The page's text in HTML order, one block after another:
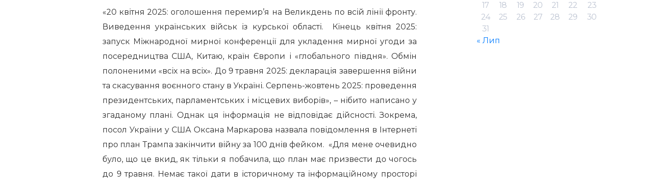
«20 квітня 2025: оголошення перемир’я на Великдень по всій лінії фронту.
Виведення українських військ із курської області. Кінець квітня 2025:
запуск Міжнародної мирної конференції для укладення мирної угоди за
посередництва США, Китаю, країн Європи і «глобального півдня». Обмін
полоненими «всіх на всіх». До 9 травня 2025: декларація завершення війни
та скасування воєнного стану в Україні. Серпень-жовтень 2025: проведення
президентських, парламентських і місцевих виборів», – нібито написано у
згаданому плані. Однак ця інформація не відповідає дійсності. Зокрема,
посол України у США Оксана Маркарова назвала повідомлення в Інтернеті
про план Трампа закінчити війну за 100 днів фейком. «Для мене очевидно
було, що це вкид, як тільки я побачила, що план має призвести до чогось
до 9 травня. Немає такої дати в історичному та інформаційному просторі
17
18 19 20 21 22
23
24
25 26 27 28 29
30
31
« Лип